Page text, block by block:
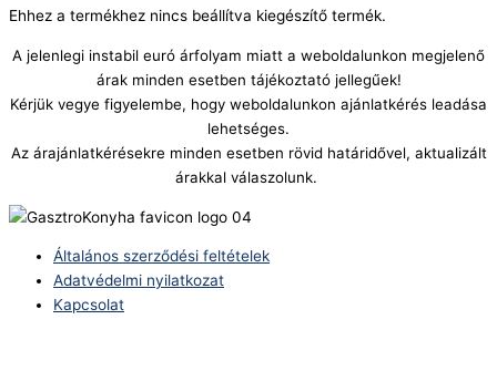
Ehhez a termékhez nincs beállítva kiegészítő termék.
A jelenlegi instabil euró árfolyam miatt a weboldalunkon megjelenő
árak minden esetben tájékoztató jellegűek!
Kérjük vegye figyelembe, hogy weboldalunkon ajánlatkérés leadása
lehetséges.
Az árajánlatkérésekre minden esetben rövid határidővel, aktualizált
árakkal válaszolunk.
Általános szerződési feltételek
Adatvédelmi nyilatkozat
Kapcsolat